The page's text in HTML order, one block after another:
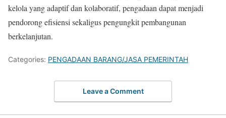
kelola yang adaptif dan kolaboratif, pengadaan dapat menjadi
pendorong efisiensi sekaligus pengungkit pembangunan
berkelanjutan.
Categories: PENGADAAN BARANG/JASA PEMERINTAH
Leave a Comment